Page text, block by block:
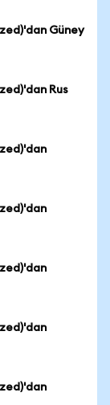
Güney
Rus